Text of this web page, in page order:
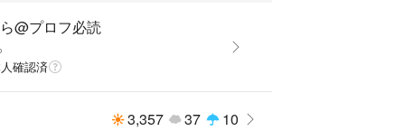
@プロフ必読
確認済
3,357 37 10